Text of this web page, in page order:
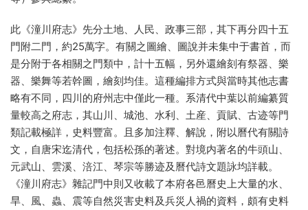
此《潼川府志》先分土地、人民、政事三部，其下再分四十五
門附二門，約25萬字。有關之圖繪、圖說并未集中于書首，而
是分附于各相關之門類中，計十五幅，另外還繪刻有祭器、樂
器、樂舞等若幹圖，繪刻均佳。這種編排方式與當時其他志書
略有不同，四川的府州志中僅此一種。系清代中葉以前編纂質
量較高之府志，其山川、城池、水利、土産、貢賦、古迹等門
類記載極詳，史料豐富。且多加注釋、解說，附以曆代有關詩
文，自唐宋迄清代，包括松孫的著述。對境内著名的牛頭山、
元武山、雲溪、涪江、琴宗等勝迹及曆代詩文題詠均詳載。
《潼川府志》雜記門中則又收載了本府各邑曆史上大量的水、
旱、風、蟲、震等自然災害史料及兵災人禍的資料，頗有史料